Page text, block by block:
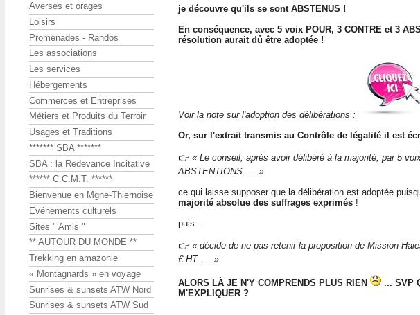
je découvre qu'ils se sont ABSTENUS !
En conséquence, avec 5 voix POUR, 3 CONTRE et 3
résolution aurait dû être adoptée !
Voir la note sur l'adoption des délibérations :
Or, sur l'extrait transmis au Contrôle de légalité il est
👉 « Le conseil, après avoir délibéré à la majorité, par 5
ABSTENTIONS .... »
ce qui laisse supposer que la délibération est adoptée
majorité absolue des suffrages exprimés !
puis :
👉 « décide de ne pas retenir la proposition de Mission
€ HT .... »
ALORS LÀ JE N'Y COMPRENDS PLUS RIEN
... SVP
M'EXPLIQUER ?
Averses et orages
Loisirs
Promenades - Randos
Les associations
Les services
Hébergements
Commerces et Entreprises
Métiers et Produits du Terroir
Usages et Traditions
******* SBA *******
SBA : la Redevance Incitative
****** C.C.M.T. ******
Bienvenue en Mgne-Thiernoise
Evénements culturels
Sites " Amis "
** AUTOUR DU MONDE **
Trekking en amazonie
« Montagnards » en voyage
Sunrises & sunsets ATW Nord
Sunrises & sunsets ATW Sud